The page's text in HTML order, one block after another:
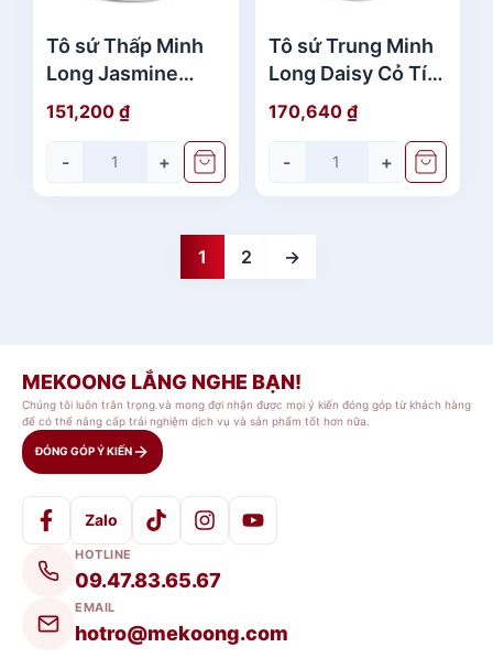
Tô sứ Thấp Minh
Long Jasmine
Chim Lạc 20cm
151,200 ₫
- +
Tô sứ Trung Minh
Long Daisy Cỏ Tím
20cm
170,640 ₫
- +
1 2 →
MEKOONG LẮNG NGHE BẠN!
Chúng tôi luôn trân trọng và mong đợi nhận được mọi ý kiến đóng góp từ khách hàng
để có thể nâng cấp trải nghiệm dịch vụ và sản phẩm tốt hơn nữa.
ĐÓNG GÓP Ý KIẾN
Zalo
HOTLINE
09.47.83.65.67
EMAIL
hotro@mekoong.com